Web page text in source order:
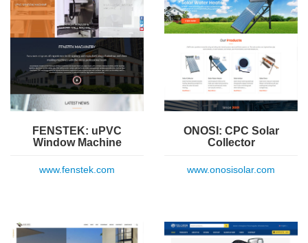
FENSTEK: uPVC
Window Machine
www.fenstek.com
ONOSI: CPC Solar
Collector
www.onosisolar.com